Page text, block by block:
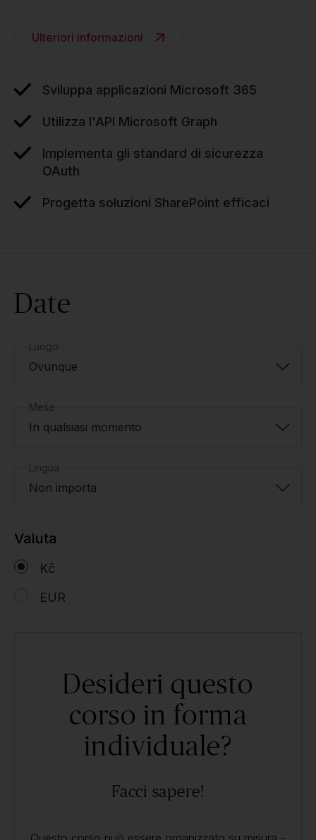
Ulteriori informazioni
Sviluppa applicazioni Microsoft 365
Utilizza l'API Microsoft Graph
Implementa gli standard di sicurezza
OAuth
Progetta soluzioni SharePoint efficaci
Date
Luogo
Ovunque
Mese
In qualsiasi momento
Lingua
Non importa
Valuta
Kč
EUR
Desideri questo
corso in forma
individuale?
Facci sapere!